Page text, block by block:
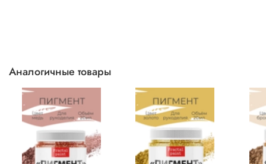
Аналогичные товары